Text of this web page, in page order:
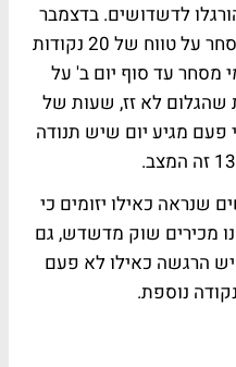
לדשדושים. בדצמבר
חווינו שבועיים וחצי כ-13 ימי מסחר על טווח של 20 נקודות
1319. החודש אנו כ-7 ימי מסחר עד סוף יום ב' על
1323-1340. שעות שהגלום לא זז, שעות של
פעם מגיע יום שיש תנודה
שנראה כאילו יזומים כי
מכירים שוק מדשדש, גם
יש הרגשה כאילו לא פעם
נוספת.